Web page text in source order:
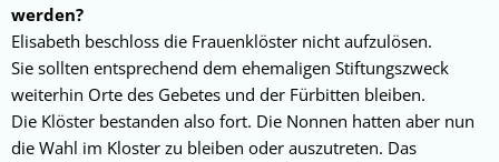
werden?
Elisabeth beschloss die Frauenklöster nicht aufzulösen.
Sie sollten entsprechend dem ehemaligen Stiftungszweck
weiterhin Orte des Gebetes und der Fürbitten bleiben.
Die Klöster bestanden also fort. Die Nonnen hatten aber nun
die Wahl im Kloster zu bleiben oder auszutreten. Das